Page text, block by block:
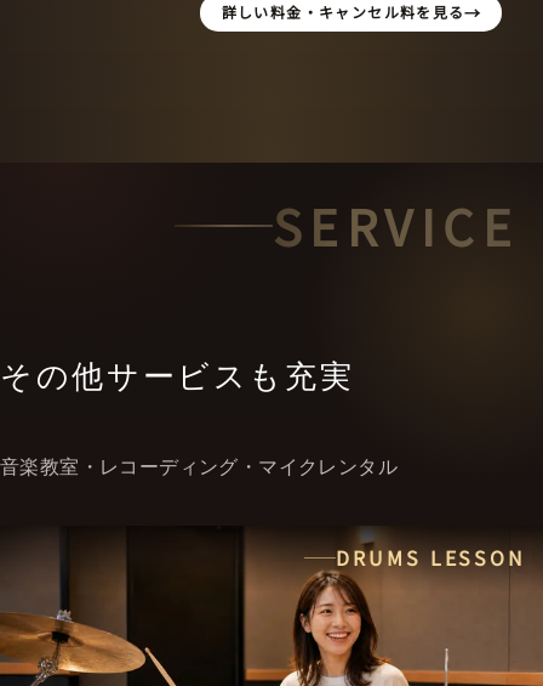
詳しい料金・キャンセル料を見る
SERVICE
その他サービスも充実
音楽教室・レコーディング・マイクレンタル
DRUMS LESSON